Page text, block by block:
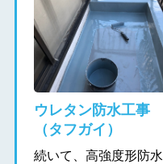
ウレタン防水工事
（タフガイ）
続いて、高強度形防水